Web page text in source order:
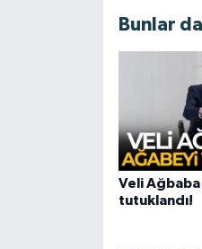
Bunlar
Veli
tutuklandı!